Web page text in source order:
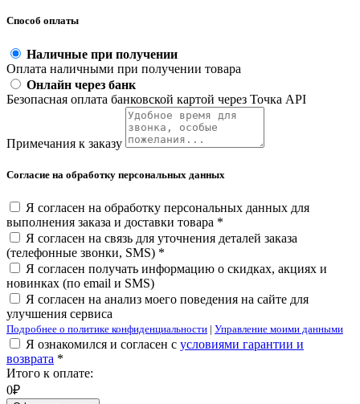
Способ оплаты
Наличные при получении
Оплата наличными при получении товара
Онлайн через банк
Безопасная оплата банковской картой через Точка API
Примечания к заказу
Согласие на обработку персональных данных
Я согласен на обработку персональных данных для
выполнения заказа и доставки товара *
Я согласен на связь для уточнения деталей заказа
(телефонные звонки, SMS) *
Я согласен получать информацию о скидках, акциях и
новинках (по email и SMS)
Я согласен на анализ моего поведения на сайте для
улучшения сервиса
Подробнее о политике конфиденциальности | Управление моими данными
Я ознакомился и согласен с условиями гарантии и
возврата *
Итого к оплате:
0₽